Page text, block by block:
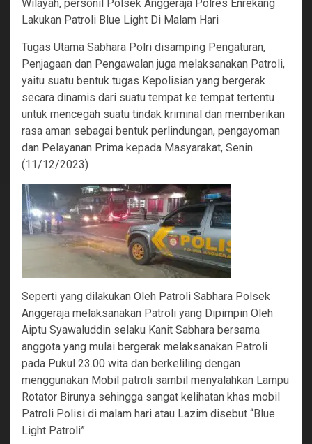
Wilayah, personil Polsek Anggeraja Polres Enrekang
Lakukan Patroli Blue Light Di Malam Hari
Tugas Utama Sabhara Polri disamping Pengaturan,
Penjagaan dan Pengawalan juga melaksanakan Patroli,
yaitu suatu bentuk tugas Kepolisian yang bergerak
secara dinamis dari suatu tempat ke tempat tertentu
untuk mencegah suatu tindak kriminal dan memberikan
rasa aman sebagai bentuk perlindungan, pengayoman
dan Pelayanan Prima kepada Masyarakat, Senin
(11/12/2023)
Seperti yang dilakukan Oleh Patroli Sabhara Polsek
Anggeraja melaksanakan Patroli yang Dipimpin Oleh
Aiptu Syawaluddin selaku Kanit Sabhara bersama
anggota yang mulai bergerak melaksanakan Patroli
pada Pukul 23.00 wita dan berkeliling dengan
menggunakan Mobil patroli sambil menyalahkan Lampu
Rotator Birunya sehingga sangat kelihatan khas mobil
Patroli Polisi di malam hari atau Lazim disebut “Blue
Light Patroli”